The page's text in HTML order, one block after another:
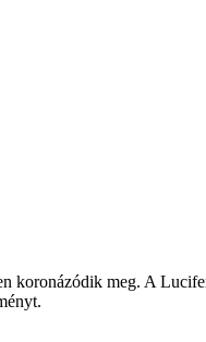
koronázódik meg. A